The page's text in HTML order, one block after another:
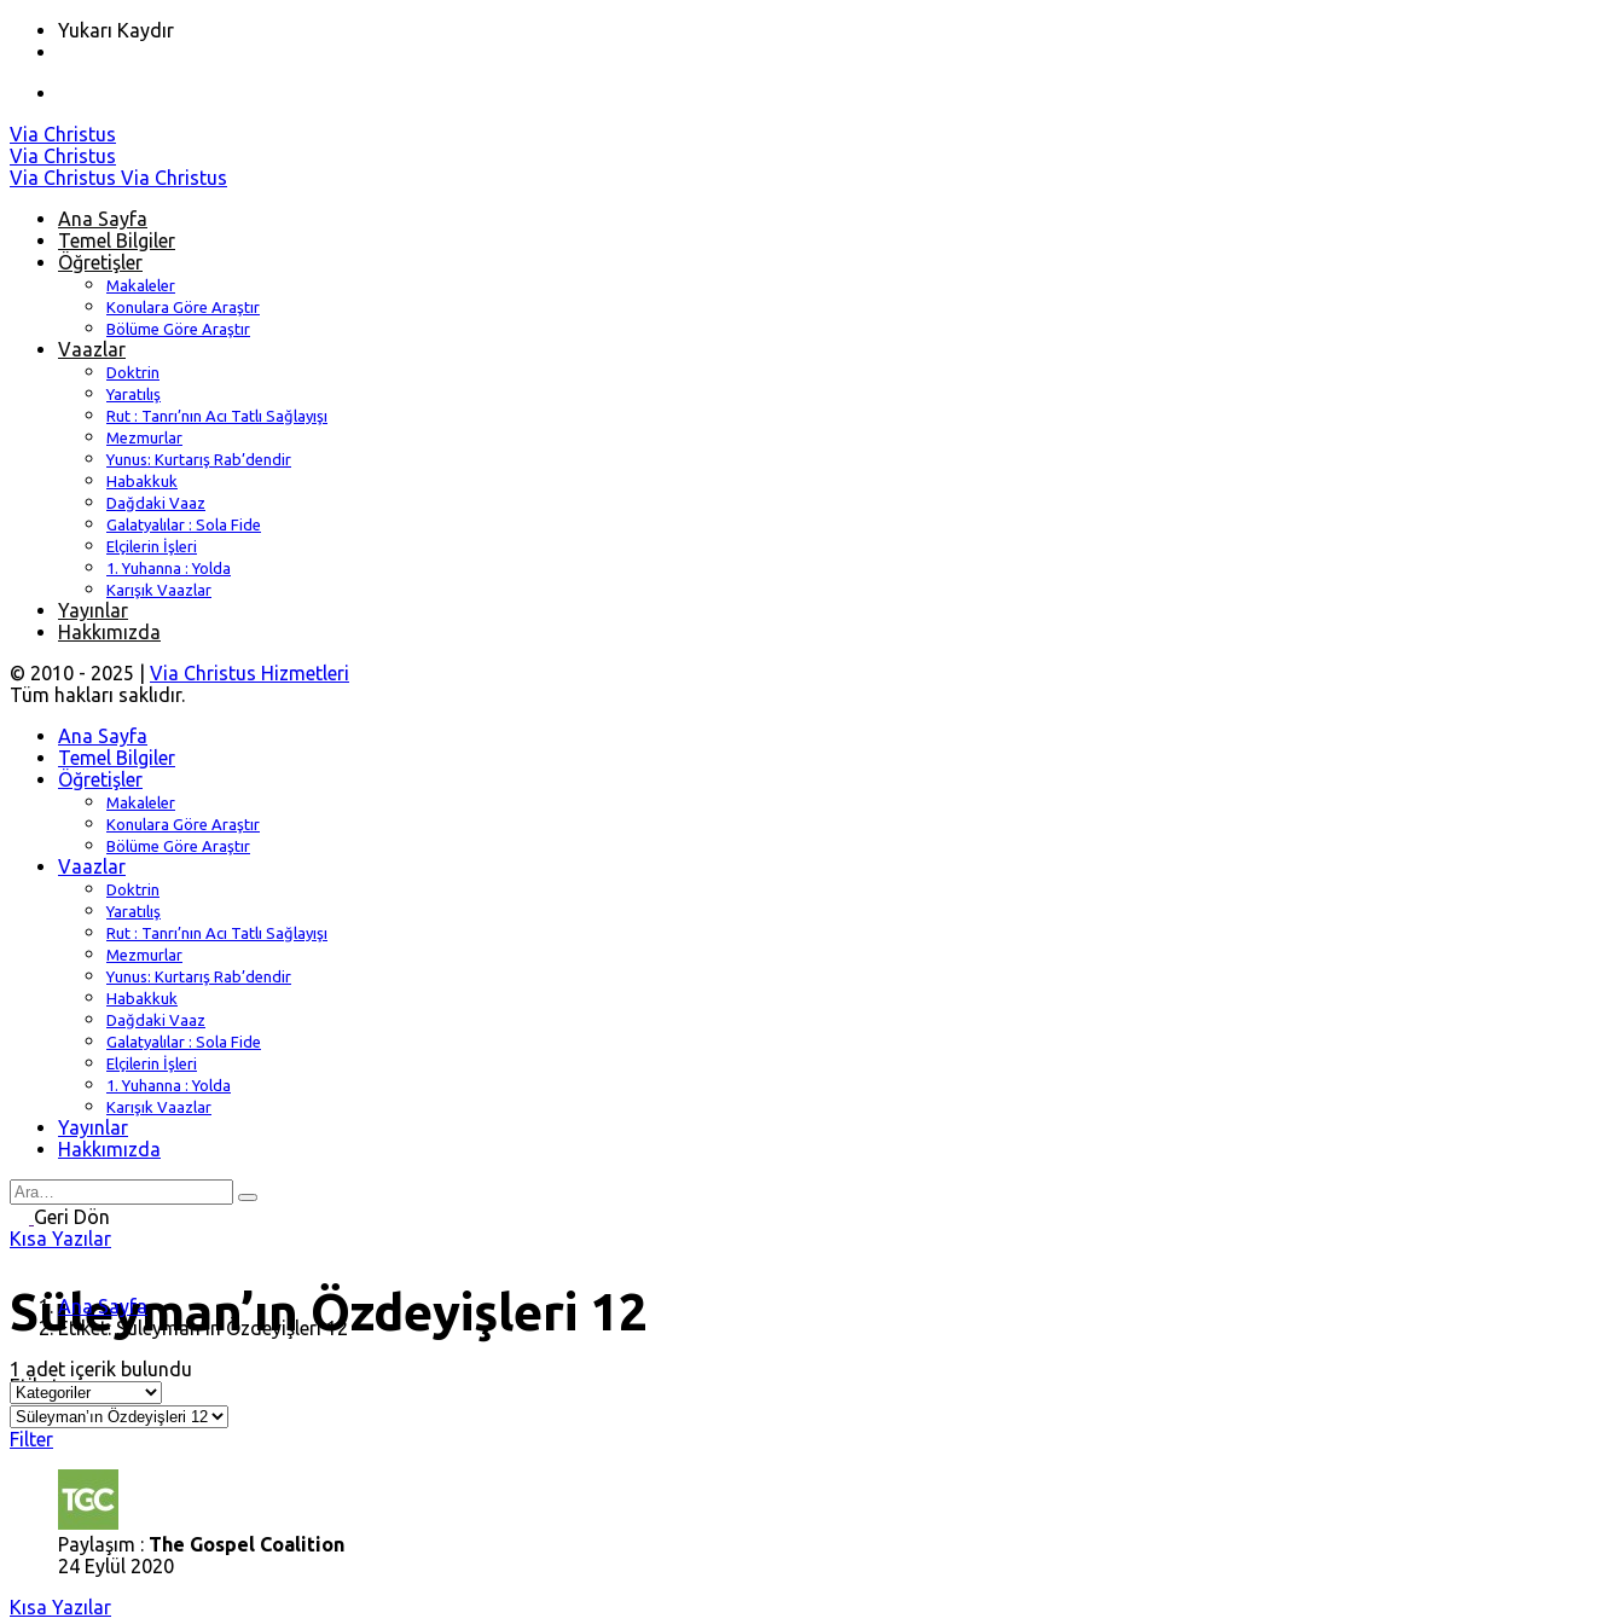
Yukarı Kaydır
Skip
to
content
Via Christus
Via Christus
Via Christus Via Christus
Ana Sayfa
Temel Bilgiler
Öğretişler
Makaleler
Konulara Göre Araştır
Bölüme Göre Araştır
Vaazlar
Doktrin
Yaratılış
Rut : Tanrı’nın Acı Tatlı Sağlayışı
Mezmurlar
Yunus: Kurtarış Rab’dendir
Habakkuk
Dağdaki Vaaz
Galatyalılar : Sola Fide
Elçilerin İşleri
1. Yuhanna : Yolda
Karışık Vaazlar
Yayınlar
Hakkımızda
© 2010 - 2025 | Via Christus Hizmetleri
Tüm hakları saklıdır.
Ana Sayfa
Temel Bilgiler
Öğretişler
Makaleler
Konulara Göre Araştır
Bölüme Göre Araştır
Vaazlar
Doktrin
Yaratılış
Rut : Tanrı’nın Acı Tatlı Sağlayışı
Mezmurlar
Yunus: Kurtarış Rab’dendir
Habakkuk
Dağdaki Vaaz
Galatyalılar : Sola Fide
Elçilerin İşleri
1. Yuhanna : Yolda
Karışık Vaazlar
Yayınlar
Hakkımızda
Search
forGeri Dön
Kısa Yazılar
Süleyman’ın Özdeyişleri 12
Etiket
Ana Sayfa
Etiket: Süleyman’ın Özdeyişleri 12
1 adet içerik bulundu
Filter
Paylaşım : The Gospel Coalition
24 Eylül 2020
Kısa Yazılar